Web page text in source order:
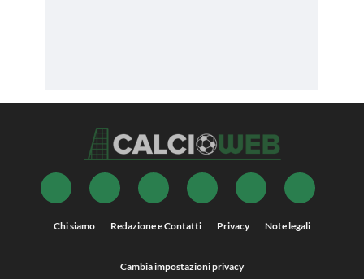
Chi siamo Redazione e Contatti Privacy Note legali
Cambia impostazioni privacy